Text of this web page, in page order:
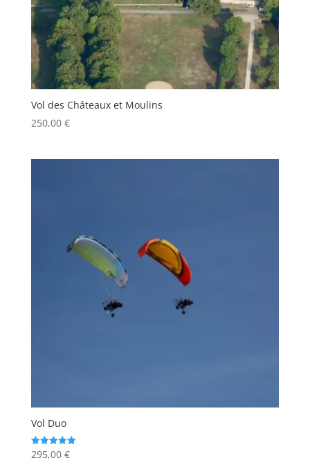
Vol des Châteaux et Moulins
250,00 €
Vol Duo
Note
5.00
295,00 €